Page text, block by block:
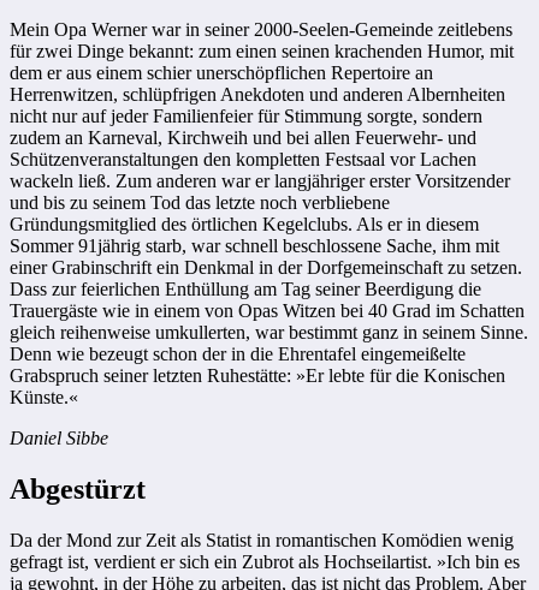
Mein Opa Werner war in seiner 2000-Seelen-Gemeinde zeitlebens
für zwei Dinge bekannt: zum einen seinen krachenden Humor, mit
dem er aus einem schier unerschöpflichen Repertoire an
Herrenwitzen, schlüpfrigen Anekdoten und anderen Albernheiten
nicht nur auf jeder Familienfeier für Stimmung sorgte, sondern
zudem an Karneval, Kirchweih und bei allen Feuerwehr- und
Schützenveranstaltungen den kompletten Festsaal vor Lachen
wackeln ließ. Zum anderen war er langjähriger erster Vorsitzender
und bis zu seinem Tod das letzte noch verbliebene
Gründungsmitglied des örtlichen Kegelclubs. Als er in diesem
Sommer 91jährig starb, war schnell beschlossene Sache, ihm mit
einer Grabinschrift ein Denkmal in der Dorfgemeinschaft zu setzen.
Dass zur feierlichen Enthüllung am Tag seiner Beerdigung die
Trauergäste wie in einem von Opas Witzen bei 40 Grad im Schatten
gleich reihenweise umkullerten, war bestimmt ganz in seinem Sinne.
Denn wie bezeugt schon der in die Ehrentafel eingemeißelte
Grabspruch seiner letzten Ruhestätte: »Er lebte für die Konischen
Künste.«
Daniel Sibbe
Abgestürzt
Da der Mond zur Zeit als Statist in romantischen Komödien wenig
gefragt ist, verdient er sich ein Zubrot als Hochseilartist. »Ich bin es
ja gewohnt, in der Höhe zu arbeiten, das ist nicht das Problem. Aber